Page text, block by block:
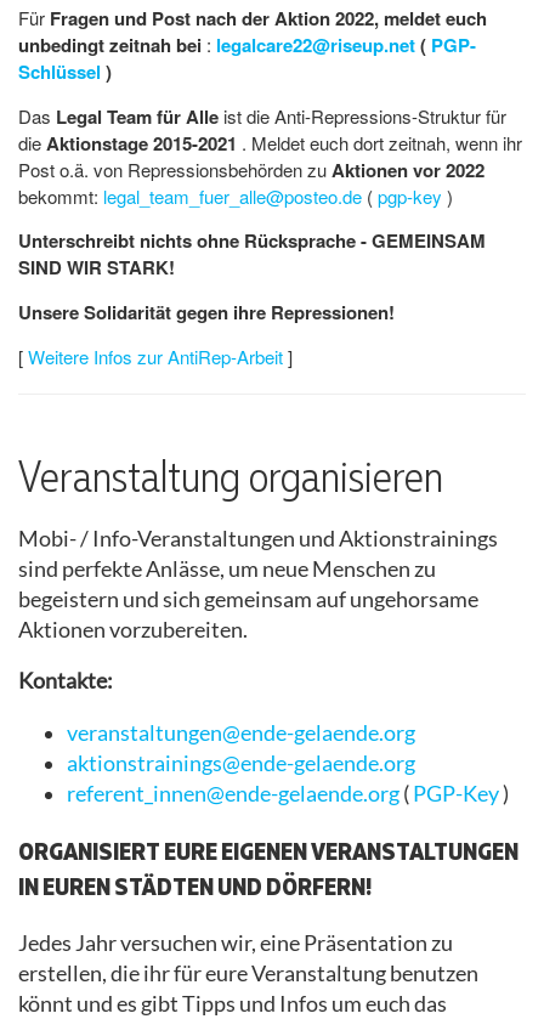
Veranstaltung organisieren
Mobi- / Info-Veranstaltungen und Aktionstrainings
sind perfekte Anlässe, um neue Menschen zu
begeistern und sich gemeinsam auf ungehorsame
Aktionen vorzubereiten.
Kontakte:
veranstaltungen@ende-gelaende.org
aktionstrainings@ende-gelaende.org
referent_innen@ende-gelaende.org(PGP-Key)
ORGANISIERT EURE EIGENEN VERANSTALTUNGEN
IN EUREN STÄDTEN UND DÖRFERN!
Jedes Jahr versuchen wir, eine Präsentation zu
erstellen, die ihr für eure Veranstaltung benutzen
könnt und es gibt Tipps und Infos um euch das
Für Fragen und Post nach der Aktion 2022, meldet euch
unbedingt zeitnah bei : legalcare22@riseup.net( PGP-
Schlüssel )
Das Legal Team für Alle ist die Anti-Repressions-Struktur für
dieAktionstage 2015-2021 . Meldet euch dort zeitnah, wenn ihr
Post o.ä. von Repressionsbehörden zuAktionen vor 2022
bekommt: legal_team_fuer_alle@posteo.de (pgp-key )
Unterschreibt nichts ohne Rücksprache - GEMEINSAM
SIND WIR STARK!
Unsere Solidarität gegen ihre Repressionen!
[Weitere Infos zur AntiRep-Arbeit]